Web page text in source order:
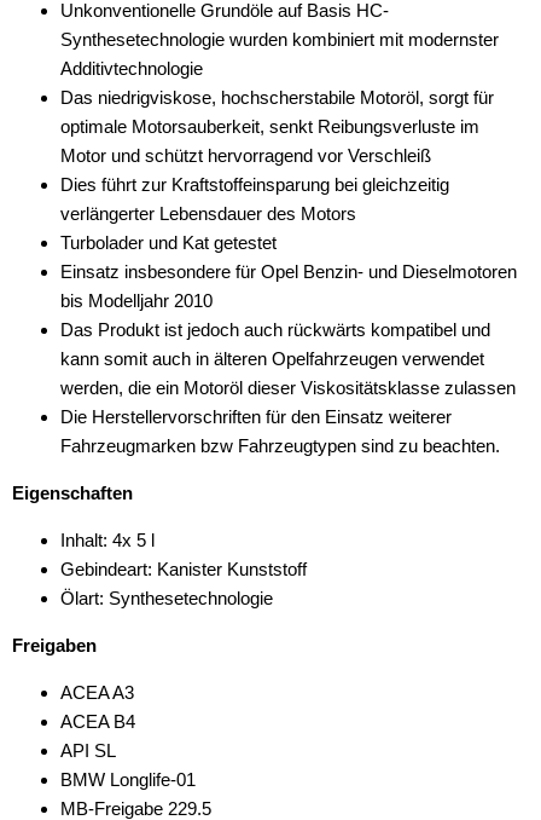
Unkonventionelle Grundöle auf Basis HC-
Synthesetechnologie wurden kombiniert mit modernster
Additivtechnologie
Das niedrigviskose, hochscherstabile Motoröl, sorgt für
optimale Motorsauberkeit, senkt Reibungsverluste im
Motor und schützt hervorragend vor Verschleiß
Dies führt zur Kraftstoffeinsparung bei gleichzeitig
verlängerter Lebensdauer des Motors
Turbolader und Kat getestet
Einsatz insbesondere für Opel Benzin- und Dieselmotoren
bis Modelljahr 2010
Das Produkt ist jedoch auch rückwärts kompatibel und
kann somit auch in älteren Opelfahrzeugen verwendet
werden, die ein Motoröl dieser Viskositätsklasse zulassen
Die Herstellervorschriften für den Einsatz weiterer
Fahrzeugmarken bzw Fahrzeugtypen sind zu beachten.
Eigenschaften
Inhalt: 4x 5 l
Gebindeart: Kanister Kunststoff
Ölart: Synthesetechnologie
Freigaben
ACEA A3
ACEA B4
API SL
BMW Longlife-01
MB-Freigabe 229.5